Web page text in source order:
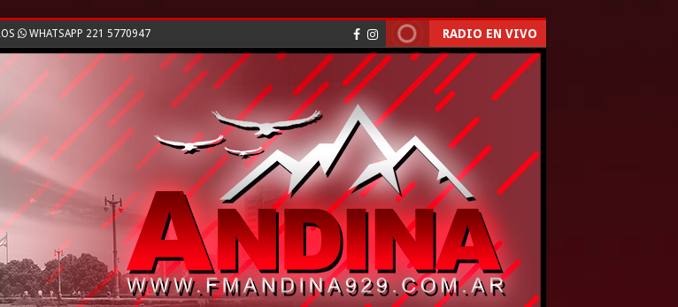
WHATSAPP 221 5770947 RADIO EN VIVO